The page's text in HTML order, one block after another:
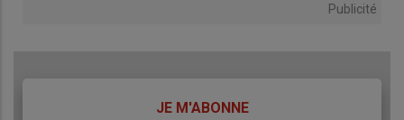
Publicité
JE M'ABONNE